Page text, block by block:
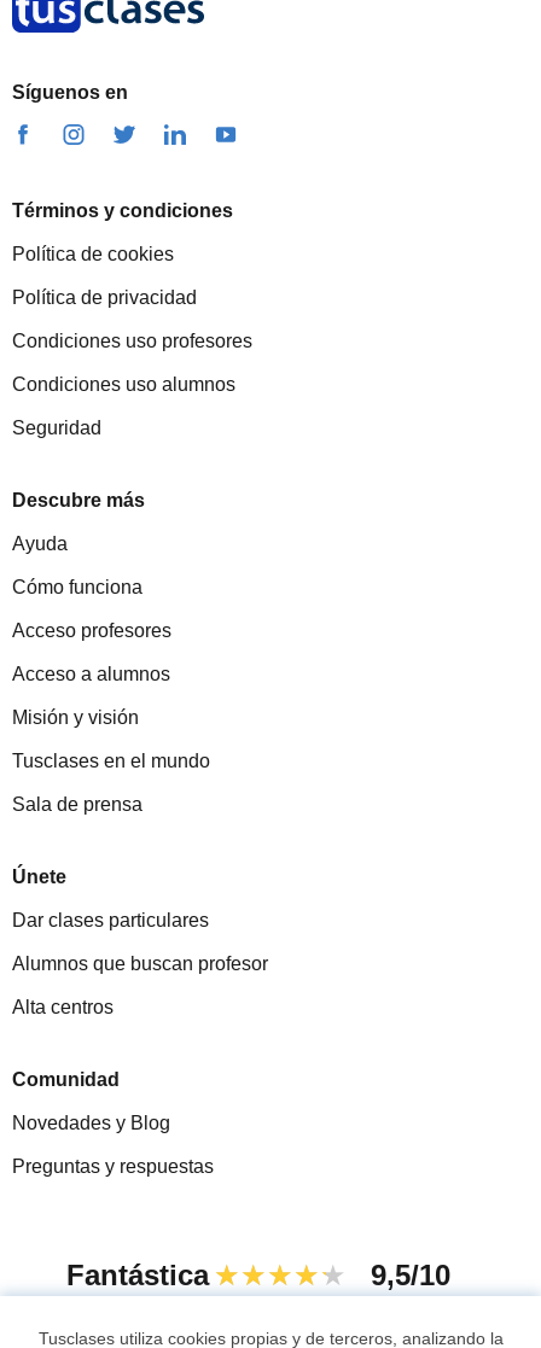
Síguenos en
Términos y condiciones
Política de cookies
Política de privacidad
Condiciones uso profesores
Condiciones uso alumnos
Seguridad
Descubre más
Ayuda
Cómo funciona
Acceso profesores
Acceso a alumnos
Misión y visión
Tusclases en el mundo
Sala de prensa
Únete
Dar clases particulares
Alumnos que buscan profesor
Alta centros
Comunidad
Novedades y Blog
Preguntas y respuestas
Fantástica ★★★★★ 9,5/10
Tusclases utiliza cookies propias y de terceros, analizando la